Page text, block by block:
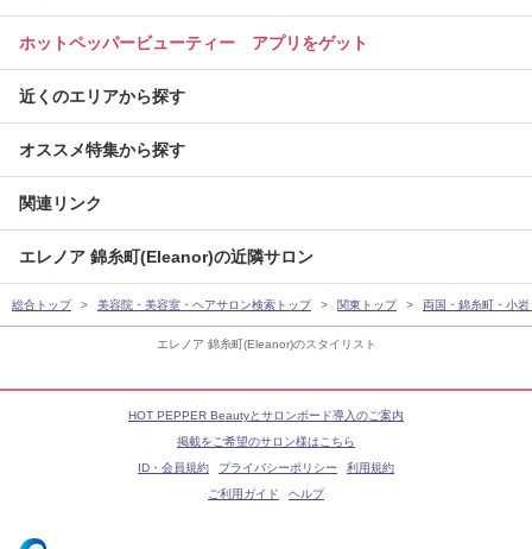
エレノア 錦糸町(Eleanor)のスタイリスト
ホットペッパービューティー アプリをゲット
近くのエリアから探す
オススメ特集から探す
関連リンク
エレノア 錦糸町(Eleanor)の近隣サロン
総合トップ 美容院・美容室・ヘアサロン検索トップ 関東トップ 両国・錦糸町・小
HOT PEPPER Beautyとサロンボード導入のご案内
掲載をご希望のサロン様はこちら
ID・会員規約
プライバシーポリシー
利用規約
ご利用ガイド
ヘルプ